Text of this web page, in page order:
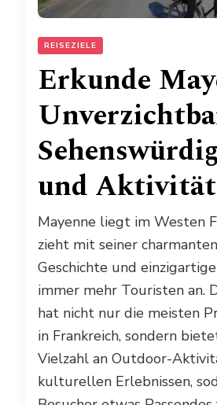
REISEZIELE
Erkunde
und
Mayenne liegt im Westen
zieht mit seiner
Geschichte und
immer mehr Touristen an.
hat nicht nur die meisten
in Frankreich, sondern
Vielzahl an Outdoor-
kulturellen Erlebnissen,